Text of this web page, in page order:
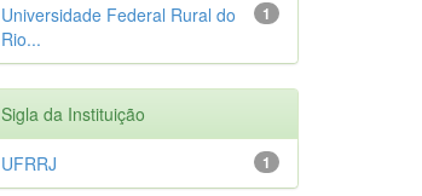
1
Universidade Federal Rural do
Rio...
Sigla da Instituição
1
UFRRJ